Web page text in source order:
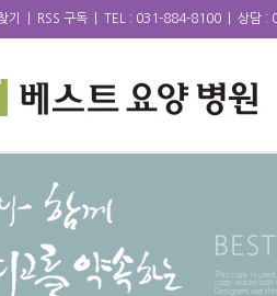
기 RSS 구독 TEL : 031-884-8100 상담 :